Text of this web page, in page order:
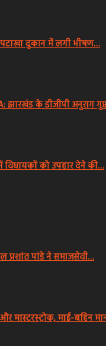
पटाखा दुकान में लगी भीषण…
झारखंड के डीजीपी अनुराग
विधायकों को उपहार देने की…
प्रशांत पांडे ने समाजसेवी…
माई-बहिन